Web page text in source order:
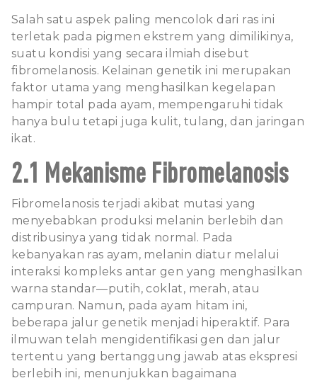
Salah satu aspek paling mencolok dari ras ini
terletak pada pigmen ekstrem yang dimilikinya,
suatu kondisi yang secara ilmiah disebut
fibromelanosis. Kelainan genetik ini merupakan
faktor utama yang menghasilkan kegelapan
hampir total pada ayam, mempengaruhi tidak
hanya bulu tetapi juga kulit, tulang, dan jaringan
ikat.
2.1 Mekanisme Fibromelanosis
Fibromelanosis terjadi akibat mutasi yang
menyebabkan produksi melanin berlebih dan
distribusinya yang tidak normal. Pada
kebanyakan ras ayam, melanin diatur melalui
interaksi kompleks antar gen yang menghasilkan
warna standar—putih, coklat, merah, atau
campuran. Namun, pada ayam hitam ini,
beberapa jalur genetik menjadi hiperaktif. Para
ilmuwan telah mengidentifikasi gen dan jalur
tertentu yang bertanggung jawab atas ekspresi
berlebih ini, menunjukkan bagaimana